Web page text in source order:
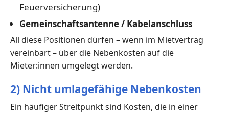
Feuerversicherung)
Gemeinschaftsantenne / Kabelanschluss
All diese Positionen dürfen – wenn im Mietvertrag
vereinbart – über die Nebenkosten auf die
Mieter:innen umgelegt werden.
2) Nicht umlagefähige Nebenkosten
Ein häufiger Streitpunkt sind Kosten, die in einer